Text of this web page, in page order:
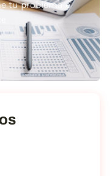
tu problema o